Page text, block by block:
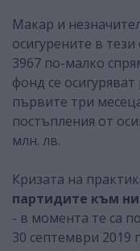
Макар и
осигурените в
3967 по-малко
фонд се
първите три
постъпления от
млн. лв.
Кризата на
партидите към
- в момента те са
30 септември 2019